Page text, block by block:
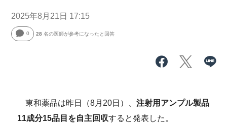
2025年8月21日 17:15
0 28 名の医師が参考になったと回答
東和薬品は昨日（8月20日）、注射用アンプル製品
11成分15品目を自主回収すると発表した。